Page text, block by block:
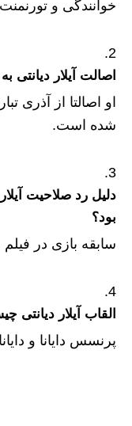
خوانندگی و
اصالت آیلار دیانتی
او اصالتا از آذری
شده است.
دلیل رد صلاحیت
بود؟
سابقه بازی در
القاب آیلار دیانتی
پرنسس دایانا و